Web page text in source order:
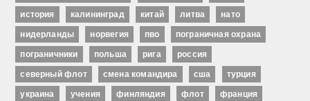
история калининград китай литва нато
нидерланды норвегия пво пограничная охрана
пограничники польша рига россия
северный флот смена командира сша турция
украина учения финляндия флот франция